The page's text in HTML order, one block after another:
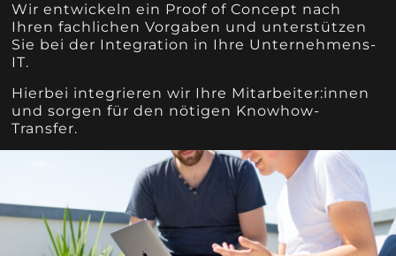
Wir entwickeln ein Proof of Concept nach
Ihren fachlichen Vorgaben und unterstützen
Sie bei der Integration in Ihre Unternehmens-
IT.
Hierbei integrieren wir Ihre Mitarbeiter:innen
und sorgen für den nötigen Knowhow-
Transfer.